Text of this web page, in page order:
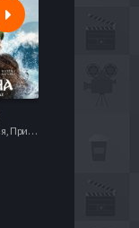
Боевик , Комедия, Приключения, Семейный, Фэнтези,